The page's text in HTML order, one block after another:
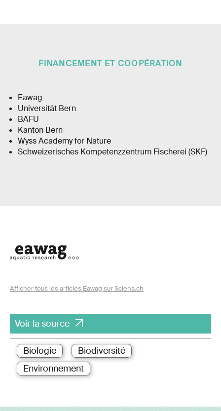
FINANCEMENT ET COOPÉRATION
Eawag
Universität Bern
BAFU
Kanton Bern
Wyss Academy for Nature
Schweizerisches Kompetenzzentrum Fischerei (SKF)
Afficher tous les articles Eawag sur Sciena.ch
Voir la source
Biologie
Biodiversité
Environnement